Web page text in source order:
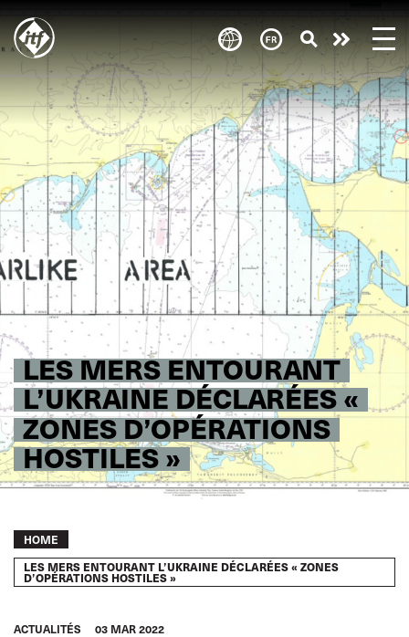
Skip
to
main
content
LES MERS ENTOURANT
L’UKRAINE DÉCLARÉES «
ZONES D’OPÉRATIONS
HOSTILES »
Take
action
Breadcrumb
HOME
LES MERS ENTOURANT L’UKRAINE DÉCLARÉES « ZONES
D’OPÉRATIONS HOSTILES »
ACTUALITÉS 03 MAR 2022